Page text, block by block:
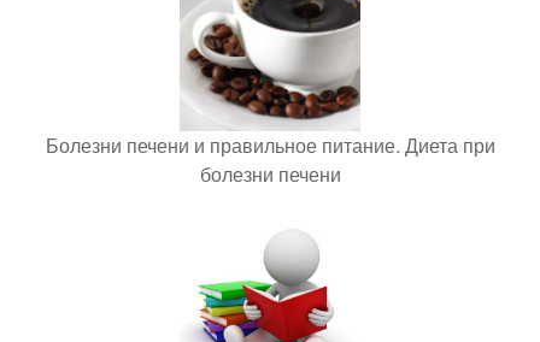
Болезни печени и правильное питание. Диета при
болезни печени